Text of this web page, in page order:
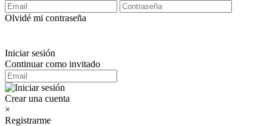
Olvidé mi contraseña
Iniciar sesión
Continuar como invitado
Crear una cuenta
×
Registrarme